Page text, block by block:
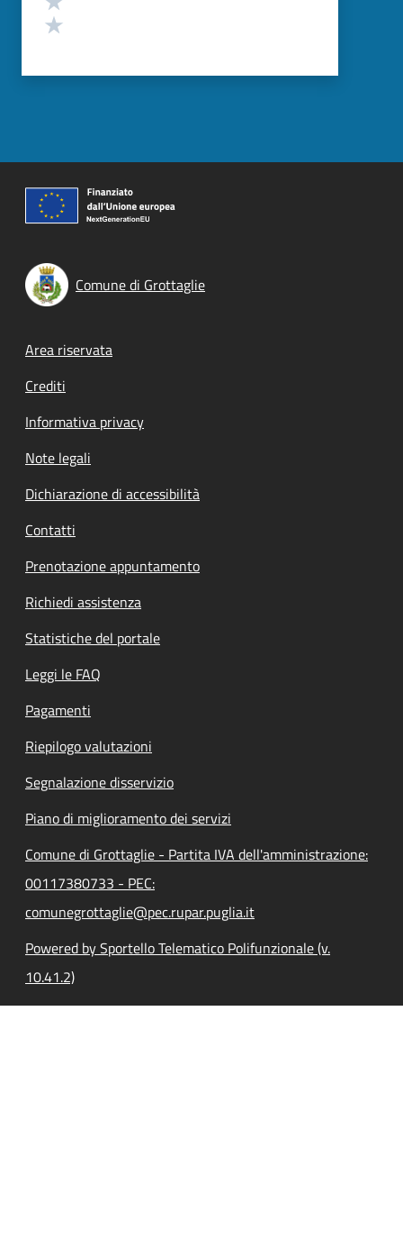
Comune di Grottaglie
Footer menu
Area riservata
Crediti
Informativa privacy
Note legali
Dichiarazione di accessibilità
Contatti
Prenotazione appuntamento
Richiedi assistenza
Statistiche del portale
Leggi le FAQ
Pagamenti
Riepilogo valutazioni
Segnalazione disservizio
Piano di miglioramento dei servizi
Comune di Grottaglie - Partita IVA dell'amministrazione:
00117380733 - PEC:
comunegrottaglie@pec.rupar.puglia.it
Powered by Sportello Telematico Polifunzionale (v.
10.41.2)